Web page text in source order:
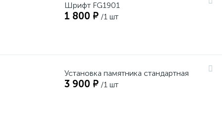
Шрифт FG1901
1 800 ₽ /1 шт
Установка памятника стандартная
3 900 ₽ /1 шт